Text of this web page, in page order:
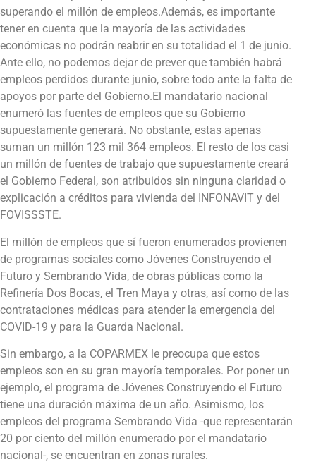
superando el millón de empleos.Además, es importante
tener en cuenta que la mayoría de las actividades
económicas no podrán reabrir en su totalidad el 1 de junio.
Ante ello, no podemos dejar de prever que también habrá
empleos perdidos durante junio, sobre todo ante la falta de
apoyos por parte del Gobierno.El mandatario nacional
enumeró las fuentes de empleos que su Gobierno
supuestamente generará. No obstante, estas apenas
suman un millón 123 mil 364 empleos. El resto de los casi
un millón de fuentes de trabajo que supuestamente creará
el Gobierno Federal, son atribuidos sin ninguna claridad o
explicación a créditos para vivienda del INFONAVIT y del
FOVISSSTE.
El millón de empleos que sí fueron enumerados provienen
de programas sociales como Jóvenes Construyendo el
Futuro y Sembrando Vida, de obras públicas como la
Refinería Dos Bocas, el Tren Maya y otras, así como de las
contrataciones médicas para atender la emergencia del
COVID-19 y para la Guarda Nacional.
Sin embargo, a la COPARMEX le preocupa que estos
empleos son en su gran mayoría temporales. Por poner un
ejemplo, el programa de Jóvenes Construyendo el Futuro
tiene una duración máxima de un año. Asimismo, los
empleos del programa Sembrando Vida -que representarán
20 por ciento del millón enumerado por el mandatario
nacional-, se encuentran en zonas rurales.